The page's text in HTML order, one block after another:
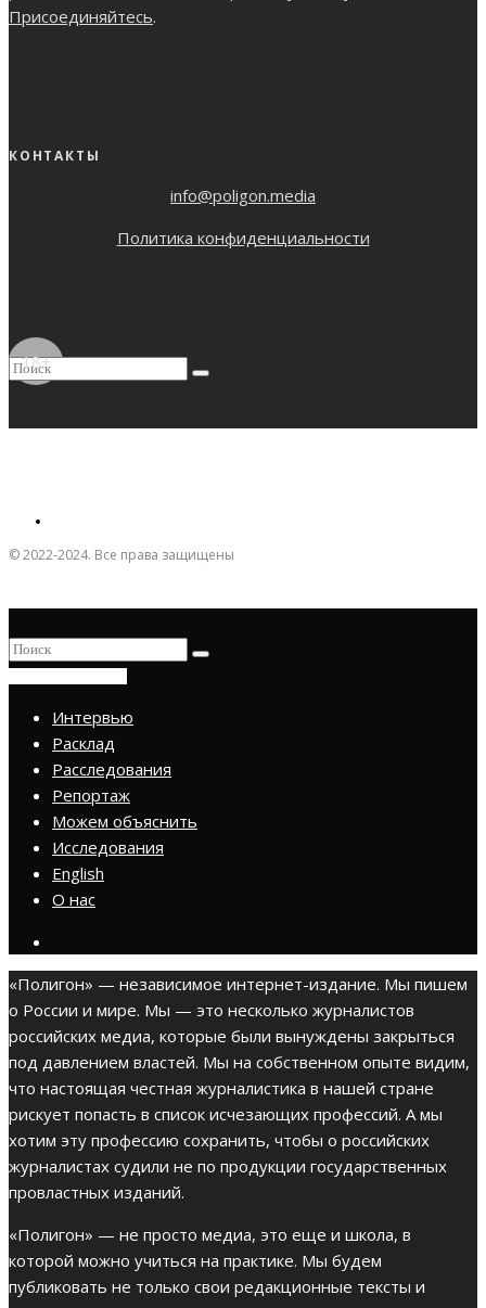
Присоединяйтесь.
КОНТАКТЫ
info@poligon.media
Политика конфиденциальности
18+
© 2022-2024. Все права защищены
Интервью
Расклад
Расследования
Репортаж
Можем объяснить
Исследования
English
О нас
«Полигон» — независимое интернет-издание. Мы пишем
о России и мире. Мы — это несколько журналистов
российских медиа, которые были вынуждены закрыться
под давлением властей. Мы на собственном опыте видим,
что настоящая честная журналистика в нашей стране
рискует попасть в список исчезающих профессий. А мы
хотим эту профессию сохранить, чтобы о российских
журналистах судили не по продукции государственных
провластных изданий.
«Полигон» — не просто медиа, это еще и школа, в
которой можно учиться на практике. Мы будем
публиковать не только свои редакционные тексты и